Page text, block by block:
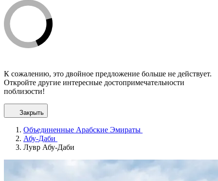
К сожалению, это двойное предложение больше не действует.
Откройте другие интересные достопримечательности
поблизости!
Закрыть
Объединенные Арабские Эмираты
Абу-Даби
Лувр Абу-Даби